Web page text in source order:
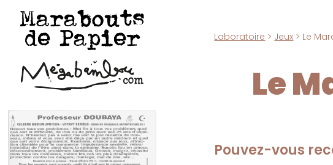
Marabouts
de Papier Laboratoire > Jeux > Le
Le
Pouvez-vous